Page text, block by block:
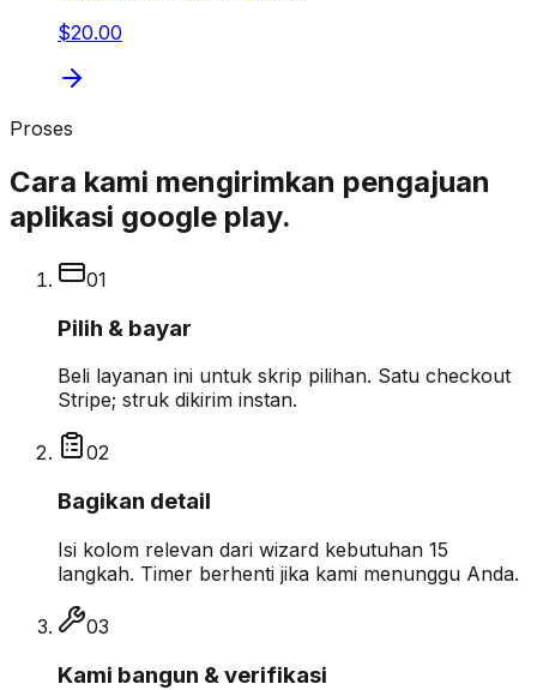
$20.00
Proses
Cara kami mengirimkan pengajuan
aplikasi google play.
01
Pilih & bayar
Beli layanan ini untuk skrip pilihan. Satu checkout
Stripe; struk dikirim instan.
02
Bagikan detail
Isi kolom relevan dari wizard kebutuhan 15
langkah. Timer berhenti jika kami menunggu Anda.
03
Kami bangun & verifikasi